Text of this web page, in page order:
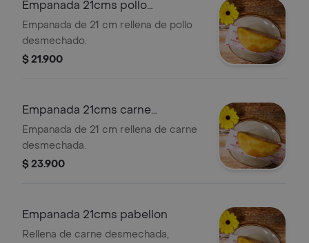
Empanada 21cms pollo
desmechado
Empanada de 21 cm rellena de pollo
desmechado.
$ 21.900
Empanada 21cms carne
desmechada
Empanada de 21 cm rellena de carne
desmechada.
$ 23.900
Empanada 21cms pabellon
Rellena de carne desmechada,